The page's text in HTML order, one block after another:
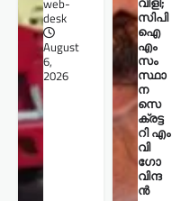
web-
desk
August
6,
2026
സിപി
ഐ
എം
സം
സ്ഥാ
ന
സെ
ക്രട്ട
റി എം
വി
ഗോ
വിന്ദ
ൻ